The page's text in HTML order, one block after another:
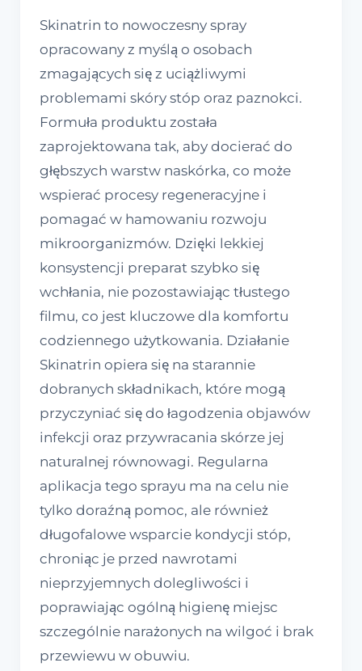
Skinatrin to nowoczesny spray
opracowany z myślą o osobach
zmagających się z uciążliwymi
problemami skóry stóp oraz paznokci.
Formuła produktu została
zaprojektowana tak, aby docierać do
głębszych warstw naskórka, co może
wspierać procesy regeneracyjne i
pomagać w hamowaniu rozwoju
mikroorganizmów. Dzięki lekkiej
konsystencji preparat szybko się
wchłania, nie pozostawiając tłustego
filmu, co jest kluczowe dla komfortu
codziennego użytkowania. Działanie
Skinatrin opiera się na starannie
dobranych składnikach, które mogą
przyczyniać się do łagodzenia objawów
infekcji oraz przywracania skórze jej
naturalnej równowagi. Regularna
aplikacja tego sprayu ma na celu nie
tylko doraźną pomoc, ale również
długofalowe wsparcie kondycji stóp,
chroniąc je przed nawrotami
nieprzyjemnych dolegliwości i
poprawiając ogólną higienę miejsc
szczególnie narażonych na wilgoć i brak
przewiewu w obuwiu.